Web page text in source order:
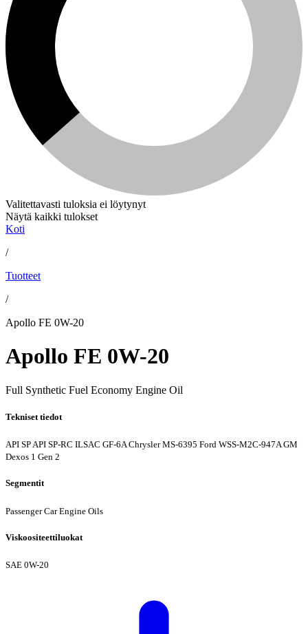
Valitettavasti tuloksia ei löytynyt
Näytä kaikki tulokset
Koti
/
Tuotteet
/
Apollo FE 0W-20
Apollo FE 0W-20
Full Synthetic Fuel Economy Engine Oil
Tekniset tiedot
API SPAPI SP-RC ILSAC GF-6AChrysler MS-6395 Ford WSS-M2C-947AGM
Dexos 1 Gen 2
Segmentit
Passenger Car Engine Oils
Viskoositeettiluokat
SAE 0W-20